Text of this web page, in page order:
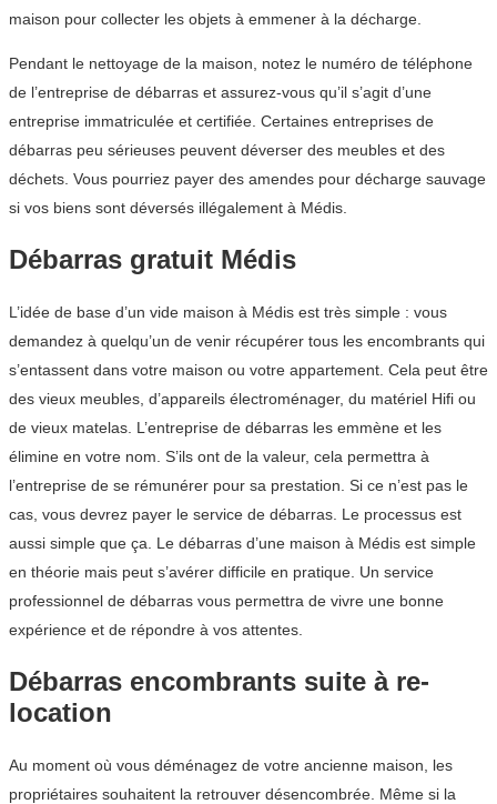
maison pour collecter les objets à emmener à la décharge.
Pendant le nettoyage de la maison, notez le numéro de téléphone
de l’entreprise de débarras et assurez-vous qu’il s’agit d’une
entreprise immatriculée et certifiée. Certaines entreprises de
débarras peu sérieuses peuvent déverser des meubles et des
déchets. Vous pourriez payer des amendes pour décharge sauvage
si vos biens sont déversés illégalement à Médis.
Débarras gratuit Médis
L’idée de base d’un vide maison à Médis est très simple : vous
demandez à quelqu’un de venir récupérer tous les encombrants qui
s’entassent dans votre maison ou votre appartement. Cela peut être
des vieux meubles, d’appareils électroménager, du matériel Hifi ou
de vieux matelas. L’entreprise de débarras les emmène et les
élimine en votre nom. S’ils ont de la valeur, cela permettra à
l’entreprise de se rémunérer pour sa prestation. Si ce n’est pas le
cas, vous devrez payer le service de débarras. Le processus est
aussi simple que ça. Le débarras d’une maison à Médis est simple
en théorie mais peut s’avérer difficile en pratique. Un service
professionnel de débarras vous permettra de vivre une bonne
expérience et de répondre à vos attentes.
Débarras encombrants suite à re-
location
Au moment où vous déménagez de votre ancienne maison, les
propriétaires souhaitent la retrouver désencombrée. Même si la